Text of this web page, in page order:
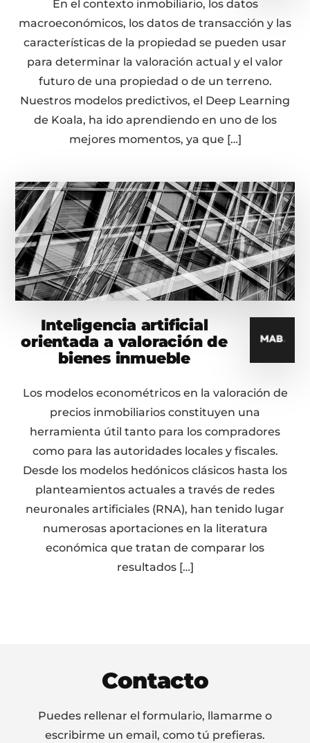
En el contexto inmobiliario, los datos
macroeconómicos, los datos de transacción y las
características de la propiedad se pueden usar
para determinar la valoración actual y el valor
futuro de una propiedad o de un terreno.
Nuestros modelos predictivos, el Deep Learning
de Koala, ha ido aprendiendo en uno de los
mejores momentos, ya que […]
Inteligencia artificial
orientada a valoración de
bienes inmueble
Los modelos econométricos en la valoración de
precios inmobiliarios constituyen una
herramienta útil tanto para los compradores
como para las autoridades locales y fiscales.
Desde los modelos hedónicos clásicos hasta los
planteamientos actuales a través de redes
neuronales artificiales (RNA), han tenido lugar
numerosas aportaciones en la literatura
económica que tratan de comparar los
resultados […]
Contacto
Puedes rellenar el formulario, llamarme o
escribirme un email, como tú prefieras.